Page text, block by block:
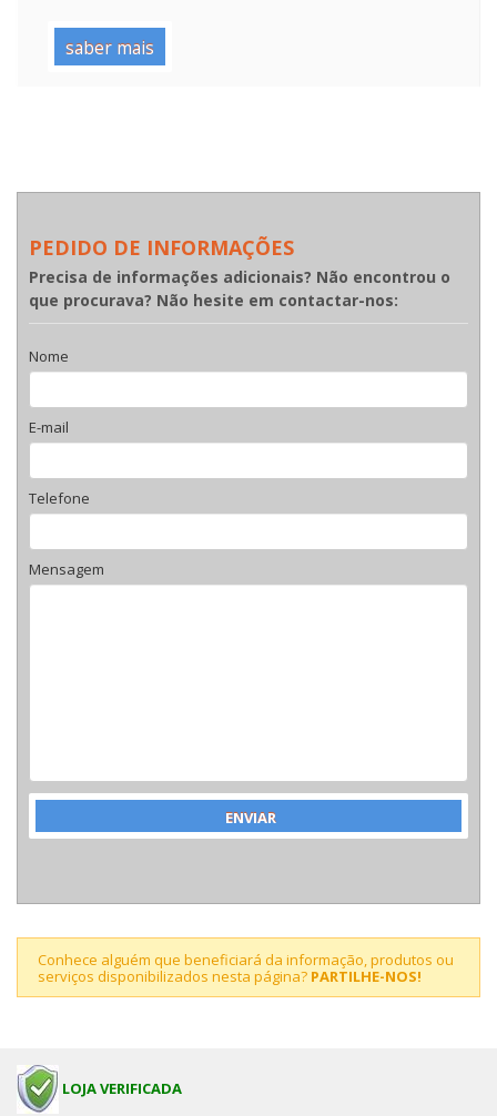
saber mais
PEDIDO DE INFORMAÇÕES
Precisa de informações adicionais? Não encontrou o
que procurava? Não hesite em contactar-nos:
Nome
E-mail
Telefone
Mensagem
Conhece alguém que beneficiará da informação, produtos ou
serviços disponibilizados nesta página? PARTILHE-NOS!
LOJA VERIFICADA